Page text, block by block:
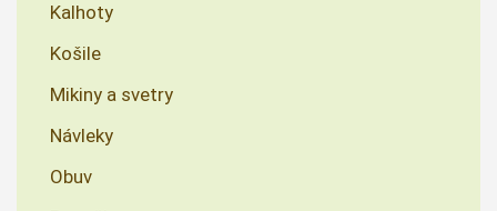
Kalhoty
Košile
Mikiny a svetry
Návleky
Obuv